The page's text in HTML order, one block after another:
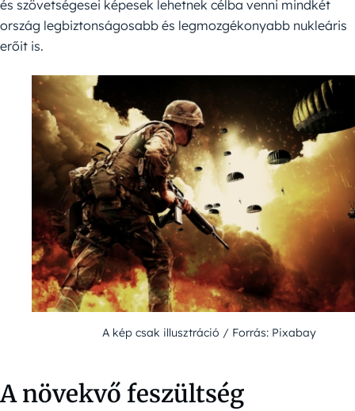
és szövetségesei képesek lehetnek célba venni mindkét
ország legbiztonságosabb és legmozgékonyabb nukleáris
erőit is.
A kép csak illusztráció / Forrás: Pixabay
A növekvő feszültség